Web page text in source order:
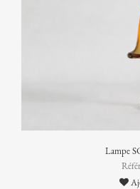
Lampe